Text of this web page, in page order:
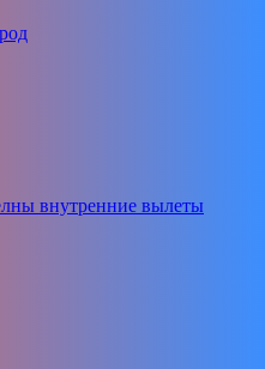
внутренние вылеты